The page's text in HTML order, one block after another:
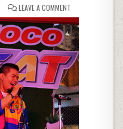
LEAVE A COMMENTON BAMS EKS